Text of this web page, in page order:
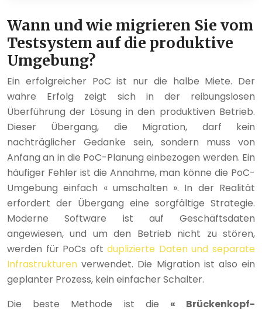
Wann und wie migrieren Sie vom
Testsystem auf die produktive
Umgebung?
Ein erfolgreicher PoC ist nur die halbe Miete. Der
wahre Erfolg zeigt sich in der reibungslosen
Überführung der Lösung in den produktiven Betrieb.
Dieser Übergang, die Migration, darf kein
nachträglicher Gedanke sein, sondern muss von
Anfang an in die PoC-Planung einbezogen werden. Ein
häufiger Fehler ist die Annahme, man könne die PoC-
Umgebung einfach « umschalten ». In der Realität
erfordert der Übergang eine sorgfältige Strategie.
Moderne Software ist auf Geschäftsdaten
angewiesen, und um den Betrieb nicht zu stören,
werden für PoCs oftduplizierte Daten und separate
Infrastrukturen verwendet. Die Migration ist also ein
geplanter Prozess, kein einfacher Schalter.
Die beste Methode ist die « Brückenkopf-